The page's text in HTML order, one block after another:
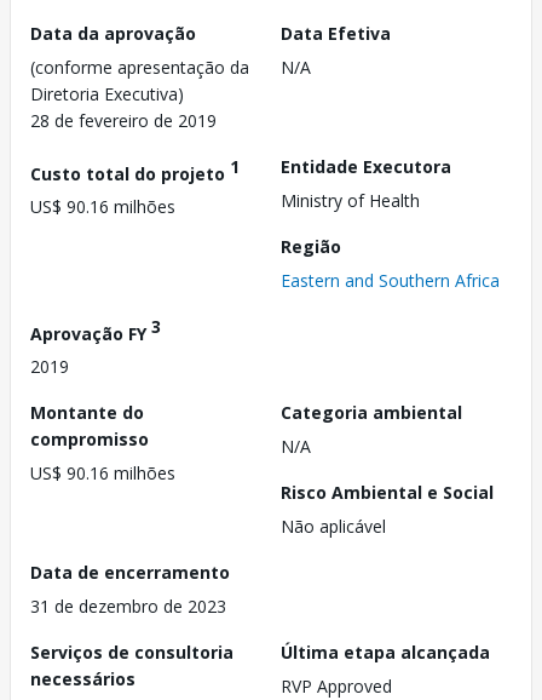
Data da aprovação
(conforme apresentação da
Diretoria Executiva)
28 de fevereiro de 2019
Data Efetiva
N/A
Custo total do projeto 1
US$ 90.16 milhões
Entidade Executora
Ministry of Health
Região
Eastern and Southern Africa
Aprovação FY3
2019
Montante do
compromisso
US$ 90.16 milhões
Categoria ambiental
N/A
Risco Ambiental e Social
Não aplicável
Data de encerramento
31 de dezembro de 2023
Serviços de consultoria
necessários
Última etapa alcançada
RVP Approved